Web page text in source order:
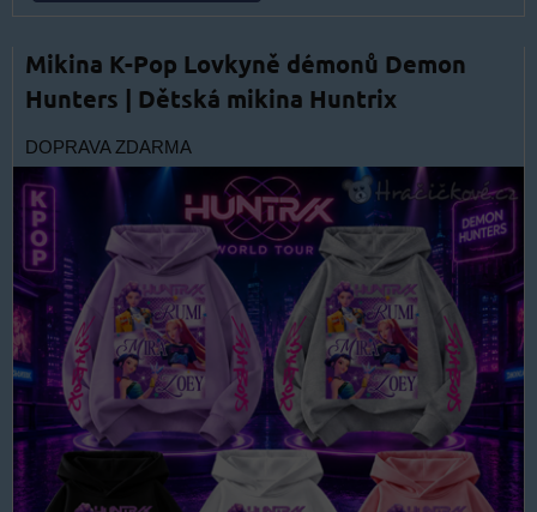
Mikina K-Pop Lovkyně démonů Demon
Hunters | Dětská mikina Huntrix
DOPRAVA ZDARMA